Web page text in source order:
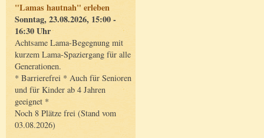
"Lamas hautnah" erleben
Sonntag, 23.08.2026, 15:00 -
16:30 Uhr
Achtsame Lama-Begegnung mit
kurzem Lama-Spaziergang für alle
Generationen.
* Barrierefrei * Auch für Senioren
und für Kinder ab 4 Jahren
geeignet *
Noch 8 Plätze frei (Stand vom
03.08.2026)